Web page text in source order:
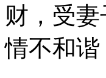
财，受
情不和